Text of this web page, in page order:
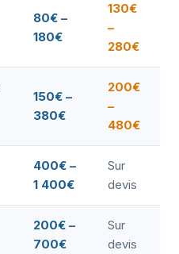
80€ –
180€
130€
–
280€
150€ –
380€
200€
–
480€
400€ –
1 400€
Sur
devis
200€ –
700€
Sur
devis